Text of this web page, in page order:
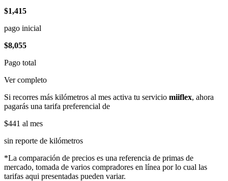
$1,415
pago inicial
$8,055
Pago total
Ver completo
Si recorres más kilómetros al mes activa tu servicio miiflex, ahora
pagarás una tarifa preferencial de
$441 al mes
sin reporte de kilómetros
*La comparación de precios es una referencia de primas de
mercado, tomada de varios compradores en línea por lo cual las
tarifas aqui presentadas pueden variar.